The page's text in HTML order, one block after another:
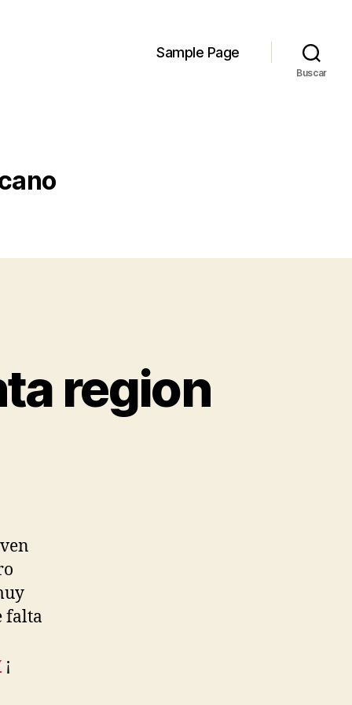
Sample Page
Buscar
region
falta
¡